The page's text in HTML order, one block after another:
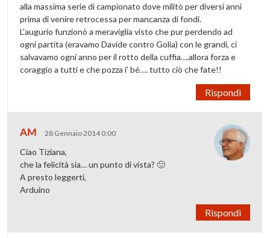
alla massima serie di campionato dove militò per diversi anni
prima di venire retrocessa per mancanza di fondi.
L’augurio funzionò a meraviglia visto che pur perdendo ad
ogni partita (eravamo Davide contro Golia) con le grandi, ci
salvavamo ogni anno per il rotto della cuffia….allora forza e
coraggio a tutti e che pozza i’ bé…. tutto ciò che fate!!
Rispondi
AM 28 Gennaio 2014 0:00
Ciao Tiziana,
che la felicità sia… un punto di vista? 🙂
A presto leggerti,
Arduino
Rispondi